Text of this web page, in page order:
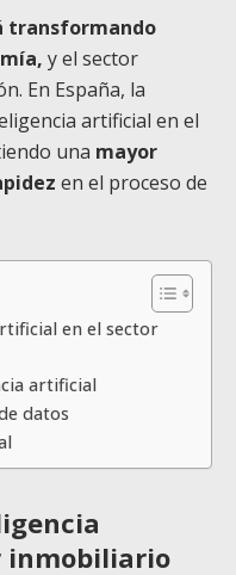
transformando
y el sector
En España, la
artificial en el
una mayor
en el proceso de
en el sector
artificial
datos
inmobiliario